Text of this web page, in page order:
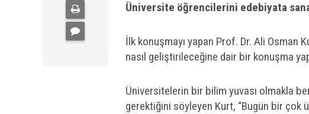
Üniversite öğrencilerini edebiyata
İlk konuşmayı yapan Prof. Dr. Ali Osman
nasıl geliştirileceğine dair bir konuşma
Üniversitelerin bir bilim yuvası olmakla
gerektiğini söyleyen Kurt, “Bugün bir